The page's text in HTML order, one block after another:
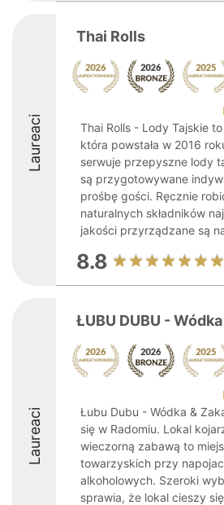
Laureaci
Thai Rolls
Thai Rolls - Lody Tajskie
która powstała w 2016
serwuje przepyszne lody
są przygotowywane
prośbę gości. Ręcznie
naturalnych składników
jakości przyrządzane są
8.8
Laureaci
ŁUBU DUBU -
Łubu Dubu - Wódka &
się w Radomiu. Lokal
wieczorną zabawą to
towarzyskich przy
alkoholowych. Szeroki
sprawia, że lokal cieszy